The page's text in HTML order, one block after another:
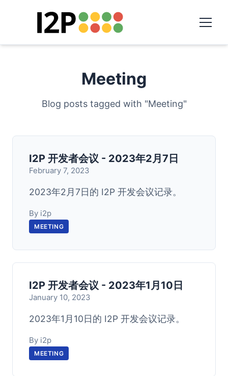
Meeting
Blog posts tagged with "Meeting"
I2P 开发者会议 - 2023年2月7日
February 7, 2023
2023年2月7日的 I2P 开发会议记录。
By i2p
MEETING
I2P 开发者会议 - 2023年1月10日
January 10, 2023
2023年1月10日的 I2P 开发会议记录。
By i2p
MEETING